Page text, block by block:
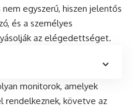
egyszerű, hiszen jelentős
és a személyes
az elégedettséget.
monitorok, amelyek
követve az